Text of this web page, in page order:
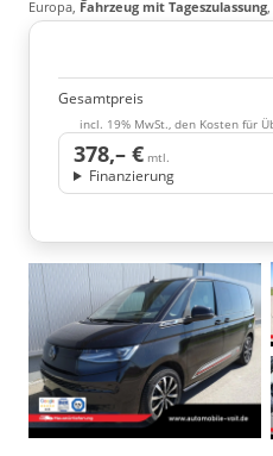
Europa, Fahrzeug mit Tageszulassung
Gesamtpreis
incl. 19% MwSt., den Kosten für
378,– € mtl.
Finanzierung